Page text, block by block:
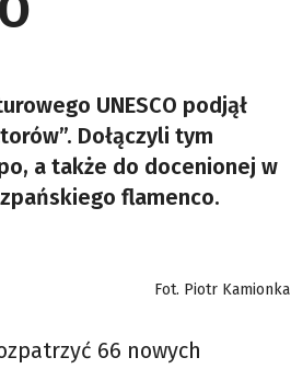
UNESCO podjął
Dołączyli tym
a także do docenionej w
flamenco.
Fot. Piotr Kamionka
66 nowych